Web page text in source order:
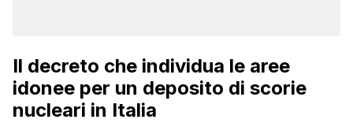
Il decreto che individua le aree
idonee per un deposito di scorie
nucleari in Italia